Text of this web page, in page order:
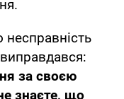
за своєю
знаєте, що